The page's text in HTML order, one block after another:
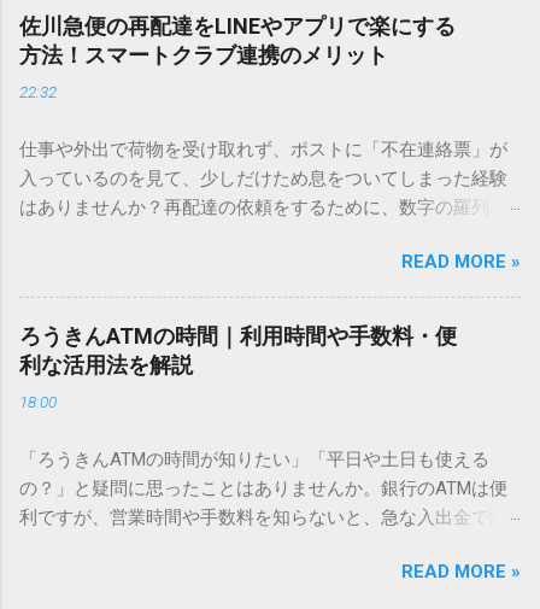
し、似た漢字が多すぎて結局見つからないことも少なくあり
ません。 そこで今回は、IMEパッドを使わずに、特定のコー
ドを打ち込むだけで一瞬で旧字や外字、特殊記号を呼び出す
「文字コード入力」のテクニックを詳しく解説します。 この
必要はありません。 1. なぜ「変換」しても旧字・外字が出て
こないのか？ そもそも、なぜ普通の変換で出てこない漢字が
あるのでしょうか。その理由は、パソコンが文字を認識する
は、JIS規格（日本産業規格）によって「第1水準」「第2水
準」といった形で整理されています。しかし、人名や地名に
使われる非常に古い漢字（旧字）や、特定の組織だけで作ら
れた「外字」は、この一般的な変換リストに含まれていない
ン上のすべての文字には、いわば「住所」のような番号が割
り振られています。変換候補に出ない文字でも、この住所
（コード）を直接指定すれば、確実に呼び出すことができる
のです。 2. Windows標準機能！文字コードで漢字を出す「16
進数入力」 最も汎用性が高く、特別なソフトも不要なのが
佐川急便の再配達をLINEやアプリで楽にする
方法！スマートクラブ連携のメリット
22:32
仕事や外出で荷物を受け取れず、ポストに「不在連絡票」が
入っているのを見て、少しだけため息をついてしまった経験
はありませんか？再配達の依頼をするために、数字の羅列を
ことに申し訳なさを感じたりすることもあるかもしれませ
ん。 「もっとスムーズに、自分のタイミングで受け取りた
い」 「わざわざ電話をかけずに、スマホ一つで完結させた
い」 そんな願いを叶えてくれるのが、佐川急便の会員制サー
ビス「スマートクラブ」と、LINEや公式アプリの連携です。
これらを活用するだけで、再配達のストレスは驚くほど軽く
受け取り術と、連携による具体的なメリットを徹底解説しま
す。 佐川急便の再配達が劇的に変わる「スマートクラブ」と
は？ まず押さえておきたいのが、佐川急便の個人向け無料会
況をリアルタイムで管理するための基盤となるサービスで
READ MORE »
ろうきんATMの時間｜利用時間や手数料・便
利な活用法を解説
18:00
「ろうきんATMの時間が知りたい」「平日や土日も使える
の？」と疑問に思ったことはありませんか。銀行のATMは便
利ですが、営業時間や手数料を知らないと、急な入出金で困
ATM営業時間や利用の注意点、便利な活用法 を詳しく解説し
READ MORE »